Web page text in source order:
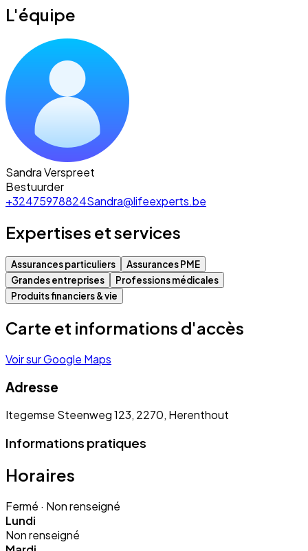
L'équipe
Sandra Verspreet
Bestuurder
+32475978824Sandra@lifeexperts.be
Expertises et services
Assurances particuliers
Assurances PME
Grandes entreprises
Professions médicales
Produits financiers & vie
Carte et informations d'accès
Voir sur Google Maps
Adresse
Itegemse Steenweg 123, 2270, Herenthout
Informations pratiques
Horaires
Fermé · Non renseigné
Lundi
Non renseigné